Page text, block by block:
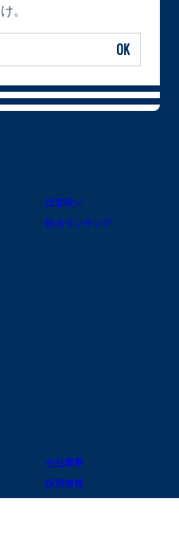
出産祝い
総合ランキング
会社概要
採用情報
。
OK